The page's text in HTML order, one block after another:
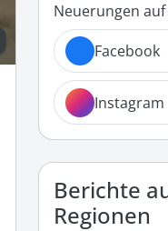
Neuerungen
Facebook
Instagram
Berichte
Regionen